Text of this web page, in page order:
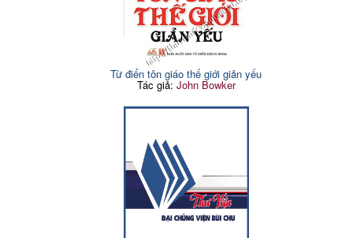
Từ điển tôn giáo thế giới giản yếu
Tác giả: John Bowker